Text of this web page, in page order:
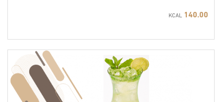
140.00
KCAL